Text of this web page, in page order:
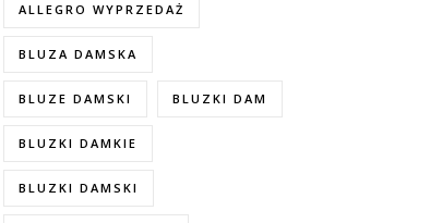
ALLEGRO WYPRZEDAŻ
BLUZA DAMSKA
BLUZE DAMSKI BLUZKI DAM
BLUZKI DAMKIE
BLUZKI DAMSKI